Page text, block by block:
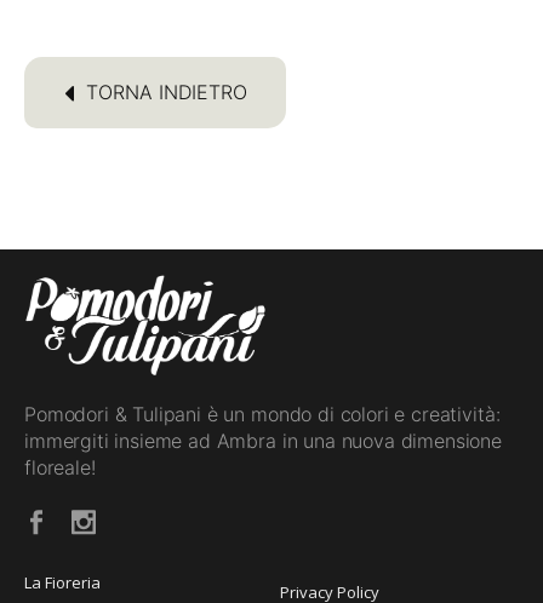
TORNA INDIETRO
Pomodori & Tulipani è un mondo di colori e creatività:
immergiti insieme ad Ambra in una nuova dimensione
floreale!
La Fioreria
Privacy Policy